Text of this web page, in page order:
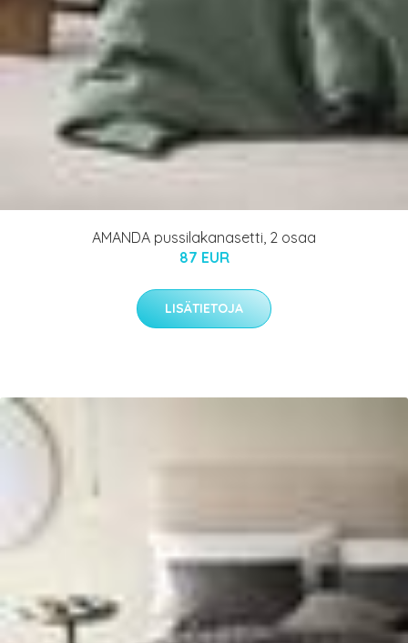
AMANDA pussilakanasetti, 2 osaa
87 EUR
LISÄTIETOJA